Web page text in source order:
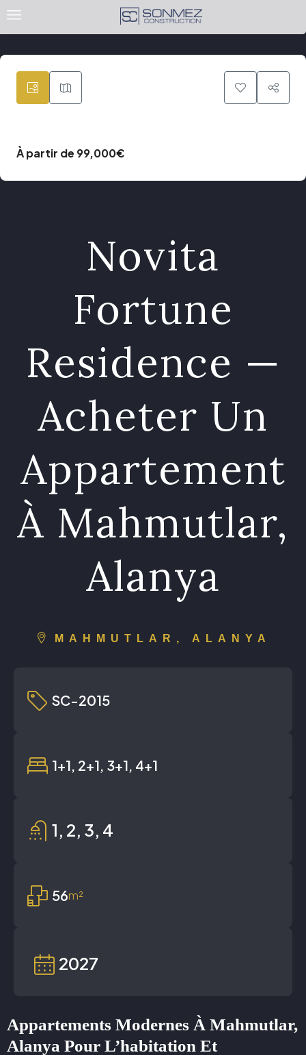
39
À partir de 99,000€
Novita
Fortune
Residence —
Acheter Un
Appartement
À Mahmutlar,
Alanya
MAHMUTLAR, ALANYA
SC-2015
1+1, 2+1, 3+1, 4+1
1, 2, 3, 4
m²
56
2027
Appartements Modernes À Mahmutlar,
Alanya Pour L’habitation Et